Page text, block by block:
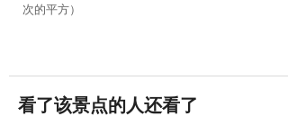
次的平方）
看了该景点的人还看了